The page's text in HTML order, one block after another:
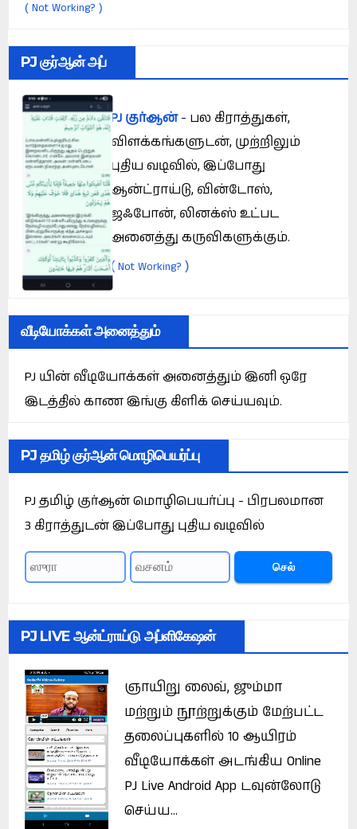
( Not Working? )
PJ குர்ஆன் அப்
PJ குர்ஆன்- பல கிராத்துகள்,
விளக்கங்களுடன், முற்றிலும்
புதிய வடிவில், இப்போது
ஆன்ட்ராய்டு, வின்டோஸ்,
ஜஃபோன், லினக்ஸ் உட்பட
அனைத்து கருவிகளுக்கும்.
(Not Working? )
வீடியோக்கள் அனைத்தும்
PJ யின் வீடியோக்கள் அனைத்தும் இனி ஒரே
இடத்தில் காண இங்கு கிளிக் செய்யவும்.
PJ தமிழ் குர்ஆன் மொழிபெயர்ப்பு
PJ தமிழ் குர்ஆன் மொழிபெயர்ப்பு - பிரபலமான
3 கிராத்துடன் இப்போது புதிய வடிவில்
செல்
PJ LIVE ஆன்ட்ராய்டு அப்ளிகேஷன்
ஞாயிறு லைவ், ஜும்மா
மற்றும் நூற்றுக்கும் மேற்பட்ட
தலைப்புகளில் 10 ஆயிரம்
வீடியோக்கள் அடங்கிய Online
PJ Live Android App டவுன்லோடு
செய்ய...